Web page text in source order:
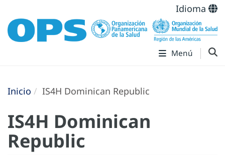
Idioma
Menú
Inicio IS4H Dominican Republic
IS4H Dominican
Republic